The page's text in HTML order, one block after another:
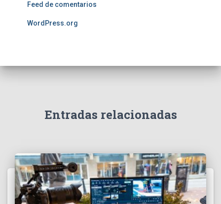
Feed de comentarios
WordPress.org
Entradas relacionadas